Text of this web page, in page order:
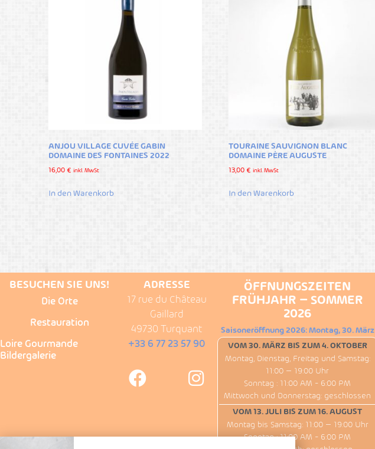
ANJOU VILLAGE CUVÉE GABIN
DOMAINE DES FONTAINES 2022
16,00€ inkl. MwSt
In den Warenkorb
TOURAINE SAUVIGNON BLANC
DOMAINE PÈRE AUGUSTE
13,00€ inkl. MwSt
In den Warenkorb
BESUCHEN SIE UNS!
Die Orte
Restauration
Loire Gourmande
Bildergalerie
ADRESSE
17 rue du Château
Gaillard
49730 Turquant
+33 6 77 23 57 90
ÖFFNUNGSZEITEN
FRÜHJAHR – SOMMER
2026
Saisoneröffnung 2026: Montag, 30. März
VOM 30. MÄRZ BIS ZUM 4. OKTOBER
Montag, Dienstag, Freitag und Samstag:
11:00 – 19:00 Uhr
Sonntag : 11:00 AM - 6:00 PM
Mittwoch und Donnerstag: geschlossen
VOM 13. JULI BIS ZUM 16. AUGUST
Montag bis Samstag: 11:00 – 19:00 Uhr
Sonntag : 11:00 AM - 6:00 PM